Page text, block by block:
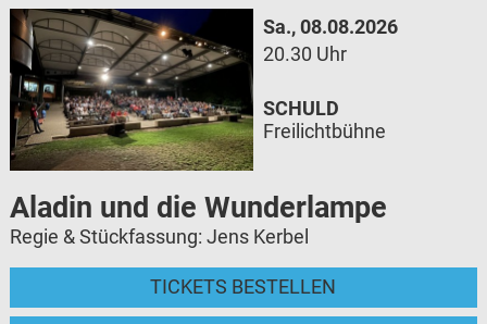
Sa., 08.08.2026
20.30 Uhr
Aladin und die Wunderlampe
Regie & Stückfassung: Jens Kerbel
TICKETS BESTELLEN
SCHULD
Freilichtbühne